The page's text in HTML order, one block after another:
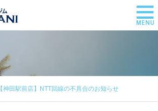
【神田駅前店】NTT回線の不具合のお知らせ